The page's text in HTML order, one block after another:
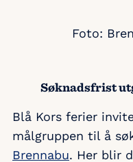
Foto:
Søknadsfrist
Blå Kors ferier
målgruppen til å
Brennabu. Her blir